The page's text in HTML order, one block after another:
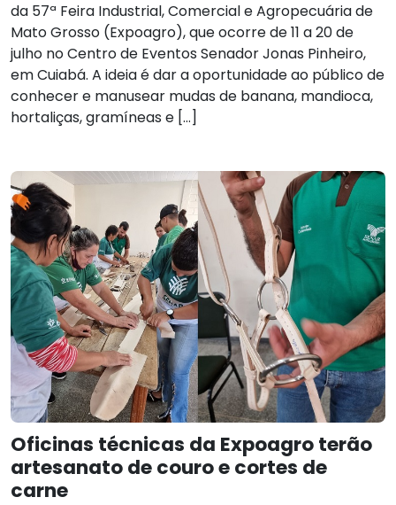
da 57ª Feira Industrial, Comercial e Agropecuária de
Mato Grosso (Expoagro), que ocorre de 11 a 20 de
julho no Centro de Eventos Senador Jonas Pinheiro,
em Cuiabá. A ideia é dar a oportunidade ao público de
conhecer e manusear mudas de banana, mandioca,
hortaliças, gramíneas e […]
Oficinas técnicas da Expoagro terão
artesanato de couro e cortes de
carne